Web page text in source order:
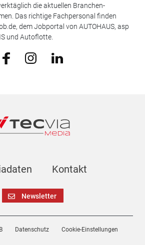
die aktuellen Branchen-
Das richtige Fachpersonal finden
dem Jobportal von AUTOHAUS, asp
und Autoflotte.
Kontakt
Newsletter
Datenschutz Cookie-Einstellungen